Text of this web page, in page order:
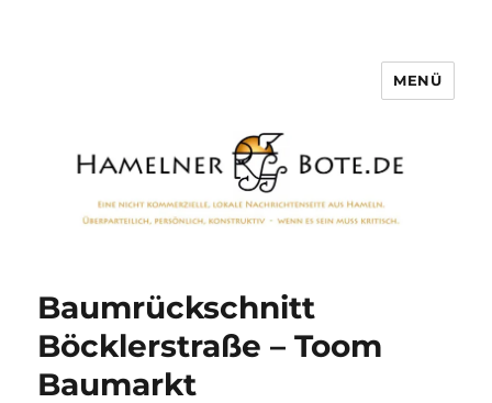
MENÜ
Baumrückschnitt
Böcklerstraße – Toom
Baumarkt